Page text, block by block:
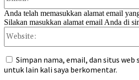
Anda telah memasukkan alamat email
Silakan masukkan alamat email Anda di
Simpan nama, email, dan situs web
untuk lain kali saya berkomentar.